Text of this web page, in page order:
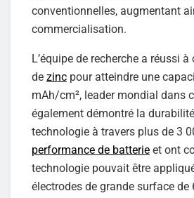
conventionnelles, augmentant
commercialisation.
L’équipe de recherche a réussi
de zinc pour atteindre une
mAh/cm², leader mondial dans
également démontré la
technologie à travers plus de 3
performance de batterie et ont
technologie pouvait être
électrodes de grande surface de